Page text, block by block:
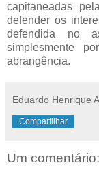
capitaneadas
defender os
defendida no
simplesmente
abrangência.
Eduardo Henrique
Compartilhar
Um comentário: